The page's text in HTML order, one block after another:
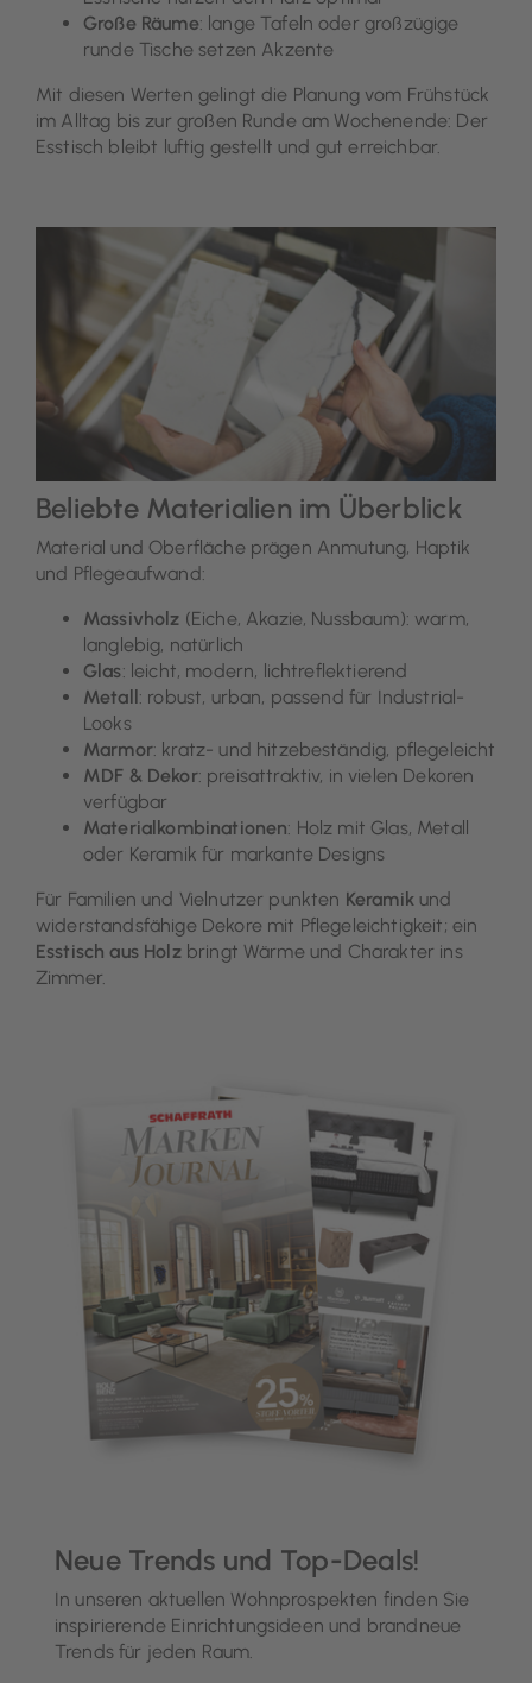
Große Räume: lange Tafeln oder großzügige
runde Tische setzen Akzente
Mit diesen Werten gelingt die Planung vom Frühstück
im Alltag bis zur großen Runde am Wochenende: Der
Esstisch bleibt luftig gestellt und gut erreichbar.
Beliebte Materialien im Überblick
Material und Oberfläche prägen Anmutung, Haptik
und Pflegeaufwand:
Massivholz (Eiche, Akazie, Nussbaum): warm,
langlebig, natürlich
Glas: leicht, modern, lichtreflektierend
Metall : robust, urban, passend für Industrial-
Looks
Marmor: kratz- und hitzebeständig, pflegeleicht
MDF & Dekor: preisattraktiv, in vielen Dekoren
verfügbar
Materialkombinationen: Holz mit Glas, Metall
oder Keramik für markante Designs
Für Familien und Vielnutzer punkten Keramikund
widerstandsfähige Dekore mit Pflegeleichtigkeit; ein
Esstisch aus Holzbringt Wärme und Charakter ins
Zimmer.
Neue Trends und Top-Deals!
In unseren aktuellen Wohnprospekten finden Sie
inspirierende Einrichtungsideen und brandneue
Trends für jeden Raum.